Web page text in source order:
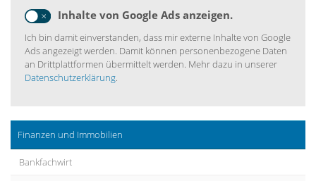
Inhalte von Google Ads anzeigen.
Ich bin damit einverstanden, dass mir externe Inhalte von Google
Ads angezeigt werden. Damit können personenbezogene Daten
an Drittplattformen übermittelt werden. Mehr dazu in unserer
Datenschutzerklärung.
Finanzen und Immobilien
Bankfachwirt